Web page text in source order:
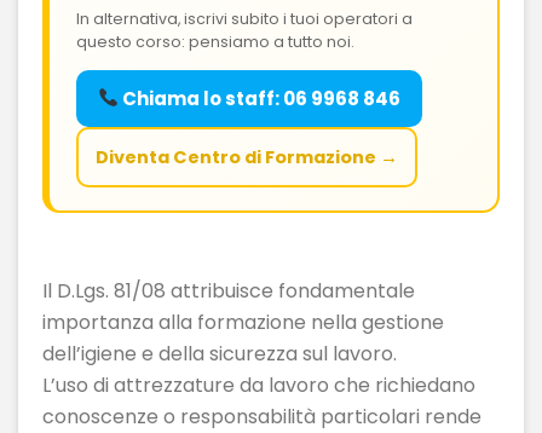
In alternativa, iscrivi subito i tuoi operatori a
questo corso: pensiamo a tutto noi.
Chiama lo staff: 06 9968 846
Diventa Centro di Formazione →
Il D.Lgs. 81/08 attribuisce fondamentale
importanza alla formazione nella gestione
dell’igiene e della sicurezza sul lavoro.
L’uso di attrezzature da lavoro che richiedano
conoscenze o responsabilità particolari rende